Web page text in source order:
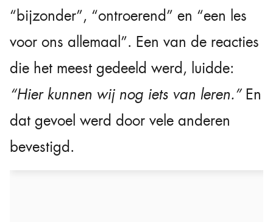
“bijzonder”, “ontroerend” en “een les
voor ons allemaal”. Een van de reacties
die het meest gedeeld werd, luidde:
“Hier kunnen wij nog iets van leren.”En
dat gevoel werd door vele anderen
bevestigd.